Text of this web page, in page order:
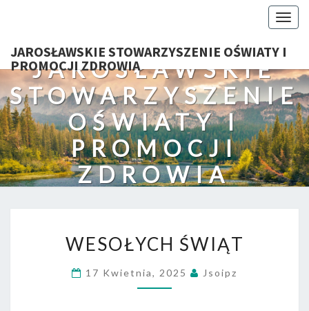
JAROSŁAWSKIE STOWARZYSZENIE OŚWIATY I
PROMOCJI ZDROWIA
JAROSŁAWSKIE
STOWARZYSZENIE
OŚWIATY I
PROMOCJI
ZDROWIA
ŚWIĄT
WESOŁYCH ŚWIĄT
17 Kwietnia, 2025 Jsoipz